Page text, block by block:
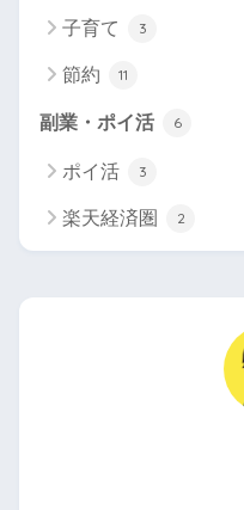
子育て 3
節約 11
副業・ポイ活 6
ポイ活 3
楽天経済圏 2